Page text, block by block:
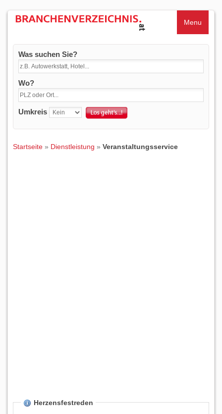
Menu
Was suchen Sie?
Wo?
Umkreis
Startseite » Dienstleistung » Veranstaltungsservice
Herzensfestreden